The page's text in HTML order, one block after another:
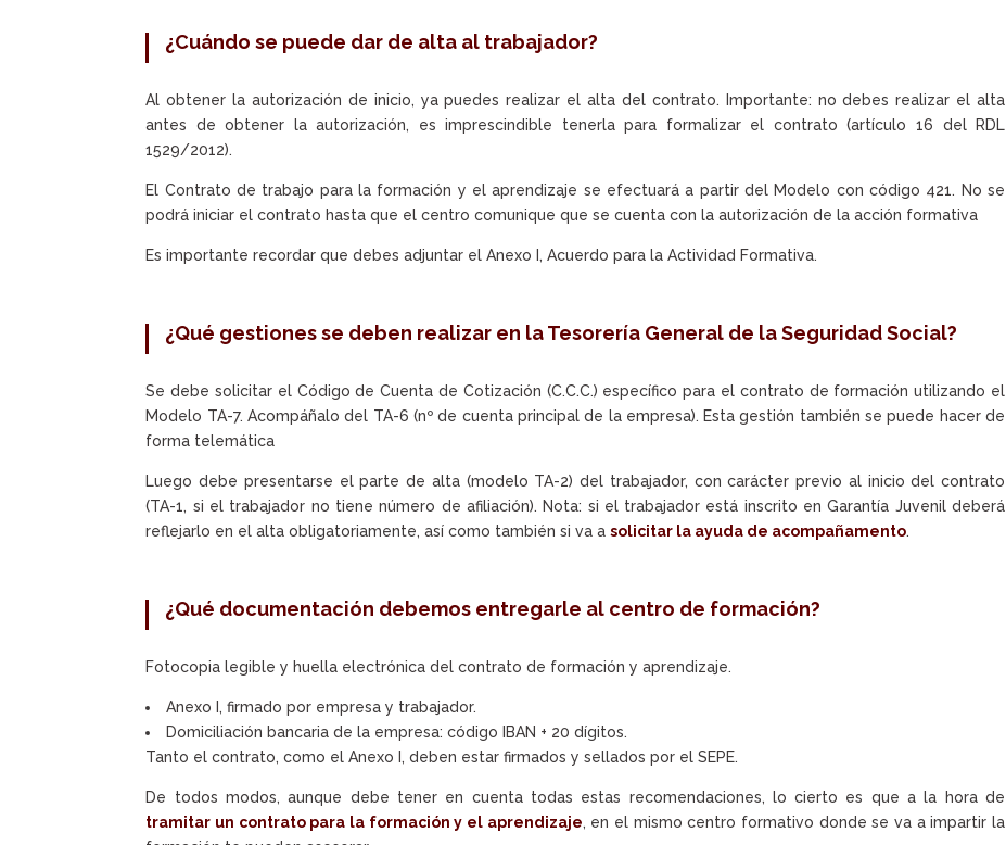
¿Cuándo se puede dar de alta al trabajador?
Al obtener la autorización de inicio, ya puedes realizar el alta del contrato. Importante: no debes realizar el alta
antes de obtener la autorización, es imprescindible tenerla para formalizar el contrato (artículo 16 del RDL
1529/2012).
El Contrato de trabajo para la formación y el aprendizaje se efectuará a partir del Modelo con código 421. No se
podrá iniciar el contrato hasta que el centro comunique que se cuenta con la autorización de la acción formativa
Es importante recordar que debes adjuntar el Anexo I, Acuerdo para la Actividad Formativa.
¿Qué gestiones se deben realizar en la Tesorería General de la Seguridad Social?
Se debe solicitar el Código de Cuenta de Cotización (C.C.C.) específico para el contrato de formación utilizando el
Modelo TA-7. Acompáñalo del TA-6 (nº de cuenta principal de la empresa). Esta gestión también se puede hacer de
forma telemática
Luego debe presentarse el parte de alta (modelo TA-2) del trabajador, con carácter previo al inicio del contrato
(TA-1, si el trabajador no tiene número de afiliación). Nota: si el trabajador está inscrito en Garantía Juvenil deberá
reflejarlo en el alta obligatoriamente, así como también si va asolicitar la ayuda de acompañamento.
¿Qué documentación debemos entregarle al centro de formación?
Fotocopia legible y huella electrónica del contrato de formación y aprendizaje.
Anexo I, firmado por empresa y trabajador.
Domiciliación bancaria de la empresa: código IBAN + 20 dígitos.
Tanto el contrato, como el Anexo I, deben estar firmados y sellados por el SEPE.
De todos modos, aunque debe tener en cuenta todas estas recomendaciones, lo cierto es que a la hora de
tramitar un contrato para la formación y el aprendizaje, en el mismo centro formativo donde se va a impartir la